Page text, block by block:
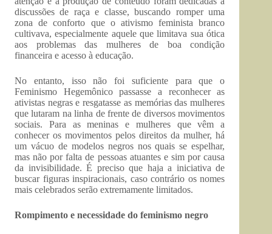
discussões de raça e classe, buscando romper uma
zona de conforto que o ativismo feminista branco
cultivava, especialmente aquele que limitava sua ótica
aos problemas das mulheres de boa condição
financeira e acesso à educação.
No entanto, isso não foi suficiente para que o
Feminismo Hegemônico passasse a reconhecer as
ativistas negras e resgatasse as memórias das mulheres
que lutaram na linha de frente de diversos movimentos
sociais. Para as meninas e mulheres que vêm a
conhecer os movimentos pelos direitos da mulher, há
um vácuo de modelos negros nos quais se espelhar,
mas não por falta de pessoas atuantes e sim por causa
da invisibilidade. É preciso que haja a iniciativa de
buscar figuras inspiracionais, caso contrário os nomes
mais celebrados serão extremamente limitados.
Rompimento e necessidade do feminismo negro